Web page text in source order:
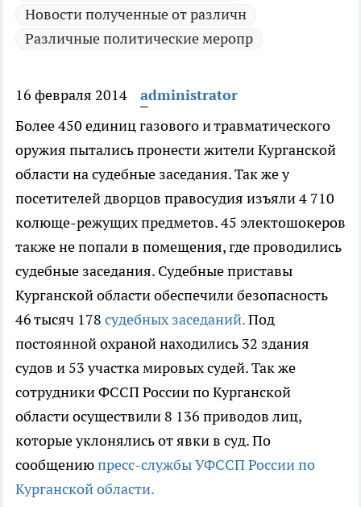
Новости полученные от различн
Различные политические меропр
16 февраля 2014
administrator
Более 450 единиц газового и травматического
оружия пытались пронести жители Курганской
области на судебные заседания.Так же у
посетителей дворцов правосудия изъяли 4 710
колюще-режущих предметов. 45 электошокеров
также не попали в помещения, где проводились
судебные заседания. Судебные приставы
Курганской области обеспечили безопасность
46 тысяч 178 судебных заседаний.Под
постоянной охраной находились 32 здания
судов и 53 участка мировых судей. Так же
сотрудники ФССП России по Курганской
области осуществили 8 136 приводов лиц,
которые уклонялись от явки в суд. По
сообщениюпресс-службы УФССП России по
Курганской области.